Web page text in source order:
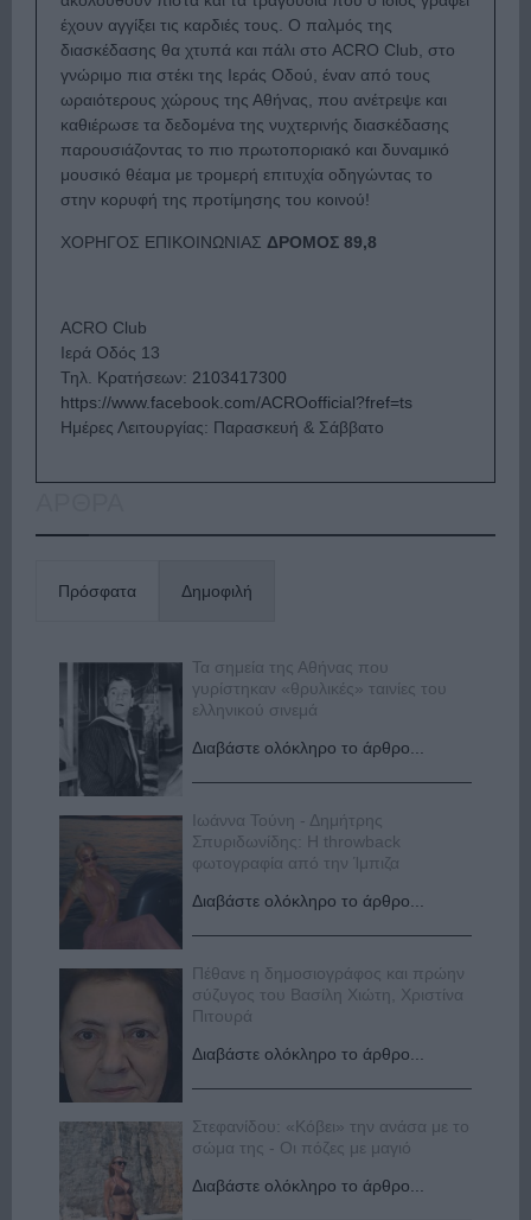
έχουν αγγίξει τις καρδιές τους. Ο παλμός της
διασκέδασης θα χτυπά και πάλι στο ACRO Club, στο
γνώριμο πια στέκι της Ιεράς Οδού, έναν από τους
ωραιότερους χώρους της Αθήνας, που ανέτρεψε και
καθιέρωσε τα δεδομένα της νυχτερινής διασκέδασης
παρουσιάζοντας το πιο πρωτοποριακό και δυναμικό
μουσικό θέαμα με τρομερή επιτυχία οδηγώντας το
στην κορυφή της προτίμησης του κοινού!
ΧΟΡΗΓΟΣ ΕΠΙΚΟΙΝΩΝΙΑΣ ΔΡΟΜΟΣ 89,8
ACRO Club
Ιερά Οδός 13
Τηλ. Κρατήσεων: 2103417300
https://www.facebook.com/ACROofficial?fref=ts
Ημέρες Λειτουργίας: Παρασκευή & Σάββατο
Πρόσφατα Δημοφιλή
Τα σημεία της Αθήνας που
γυρίστηκαν «θρυλικές» ταινίες του
ελληνικού σινεμά
Διαβάστε ολόκληρο το άρθρο...
Ιωάννα Τούνη - Δημήτρης
Σπυριδωνίδης: Η throwback
φωτογραφία από την Ίμπιζα
Διαβάστε ολόκληρο το άρθρο...
Πέθανε η δημοσιογράφος και πρώην
σύζυγος του Βασίλη Χιώτη, Χριστίνα
Πιτουρά
Διαβάστε ολόκληρο το άρθρο...
Στεφανίδου: «Κόβει» την ανάσα με το
σώμα της - Οι πόζες με μαγιό
Διαβάστε ολόκληρο το άρθρο...